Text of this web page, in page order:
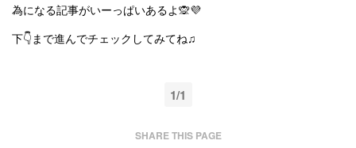
為になる記事がいーっぱいあるよ🙊💜
下👇まで進んでチェックしてみてね♫
1/1
SHARE THIS PAGE